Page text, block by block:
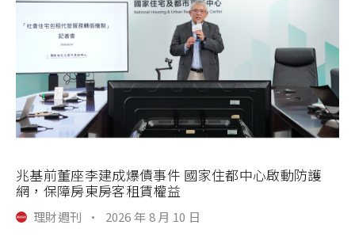
兆基前董座李建成爆債事件 國家住都中心啟動防護
網，保障房東房客租賃權益
理財週刊 · 2026 年 8 月 10 日